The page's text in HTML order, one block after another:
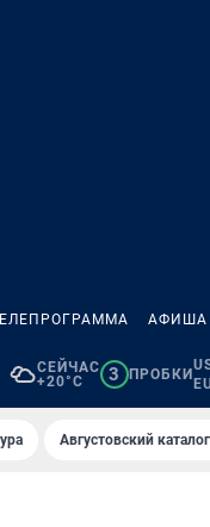
АФИША
СЕЙЧАС
+20°C
3 ПРОБКИ
Августовский